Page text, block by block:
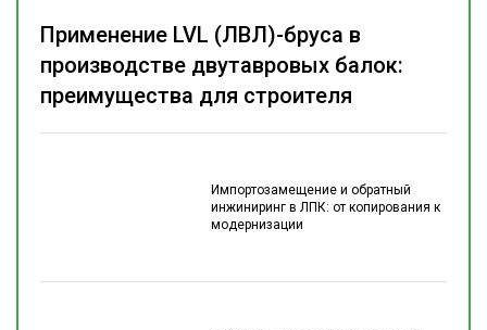
Импортозамещение и обратный
инжиниринг в ЛПК: от копирования к
модернизации
Применение LVL (ЛВЛ)-бруса в
производстве двутавровых балок:
преимущества для строителя